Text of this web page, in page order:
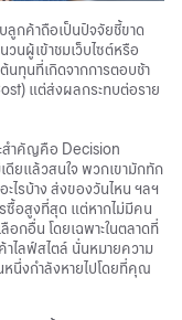
ลูกค้าถือเป็นปัจจัยชี้ขาด
นผู้เข้าชมเว็บไซต์หรือ
ทุนที่เกิดจากการตอบช้า
แต่ส่งผลกระทบต่อราย
ำคัญคือ Decision
ดียแล้วสนใจ พวกเขามักทัก
ไรบ้าง ส่งของวันไหน ฯลฯ
รซื้อสูงที่สุด แต่หากไม่มีคน
อกอื่น โดยเฉพาะในตลาดที่
าไลฟ์สไตล์ นั่นหมายความ
นึ่งกำลังหายไปโดยที่คุณ